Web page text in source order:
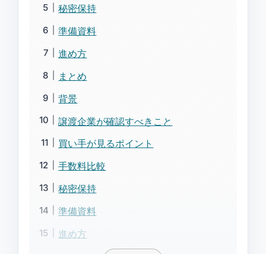
秘密保持
準備資料
進め方
まとめ
背景
譲渡企業が確認すべきこと
買い手が見るポイント
手数料比較
秘密保持
準備資料
進め方